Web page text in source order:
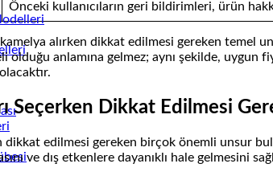
Önceki kullanıcıların geri bildirimleri, ürün
alırken dikkat edilmesi gereken temel
anlamına gelmez; aynı şekilde, uygun
Seçerken Dikkat Edilmesi
dikkat edilmesi gereken birçok önemli unsur
ve dış etkenlere dayanıklı hale gelmesini